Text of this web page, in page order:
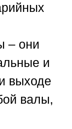
– они
и
выходе
валы,